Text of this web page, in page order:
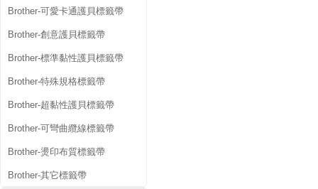
Brother-可愛卡通護貝標籤帶
Brother-創意護貝標籤帶
Brother-標準黏性護貝標籤帶
Brother-特殊規格標籤帶
Brother-超黏性護貝標籤帶
Brother-可彎曲纜線標籤帶
Brother-燙印布質標籤帶
Brother-其它標籤帶